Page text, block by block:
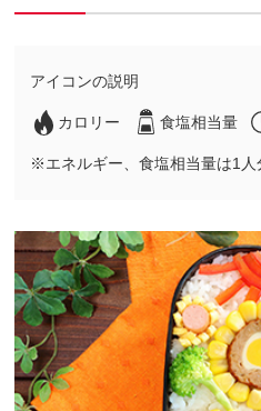
アイコンの説明
カロリー 食塩相当量
※エネルギー、食塩相当量は1人